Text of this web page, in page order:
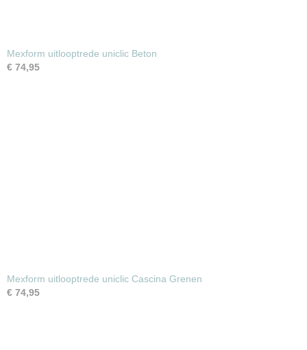
Mexform uitlooptrede uniclic Beton
€ 74,95
Mexform uitlooptrede uniclic Cascina Grenen
€ 74,95